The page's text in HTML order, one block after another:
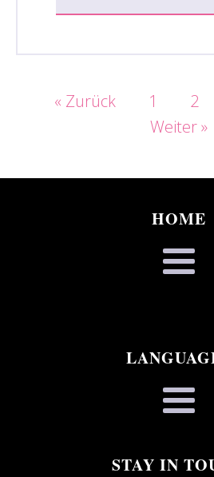
« Zurück 1 2
Weiter »
HOME
STAY IN